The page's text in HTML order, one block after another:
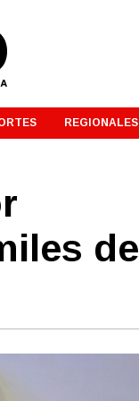
REGIONALES
de